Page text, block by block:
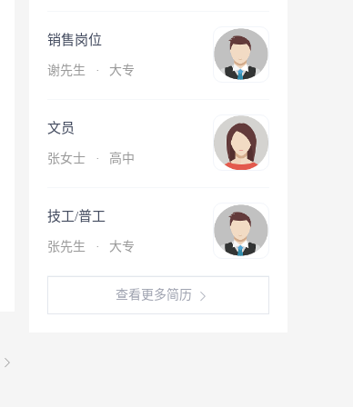
销售岗位
谢先生 · 大专
文员
张女士 · 高中
技工/普工
张先生 · 大专
查看更多简历